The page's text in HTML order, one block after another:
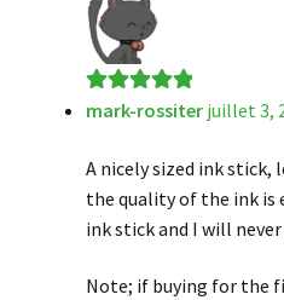
Note5sur 5
mark-rossiter juillet 3,
A nicely sized ink stick,
the quality of the ink is
ink stick and I will
Note; if buying for the